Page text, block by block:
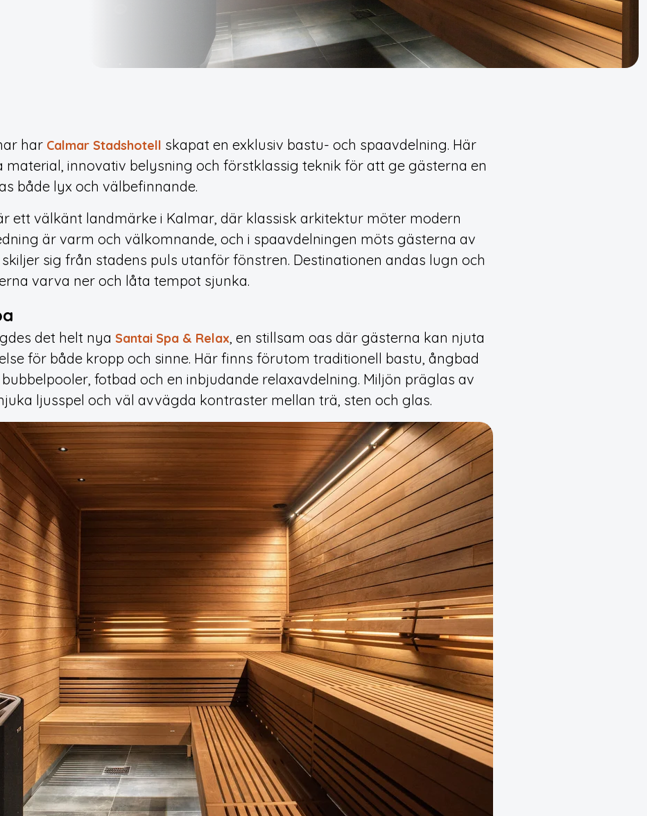
har Calmar Stadshotell skapat en exklusiv bastu- och spaavdelning. Här
material, innovativ belysning och förstklassig teknik för att ge gästerna en
både lyx och välbefinnande.
ett välkänt landmärke i Kalmar, där klassisk arkitektur möter modern
är varm och välkomnande, och i spaavdelningen möts gästerna av
sig från stadens puls utanför fönstren. Destinationen andas lugn och
varva ner och låta tempot sjunka.
det helt nya Santai Spa & Relax, en stillsam oas där gästerna kan njuta
för både kropp och sinne. Här finns förutom traditionell bastu, ångbad
fotbad och en inbjudande relaxavdelning. Miljön präglas av
ljusspel och väl avvägda kontraster mellan trä, sten och glas.